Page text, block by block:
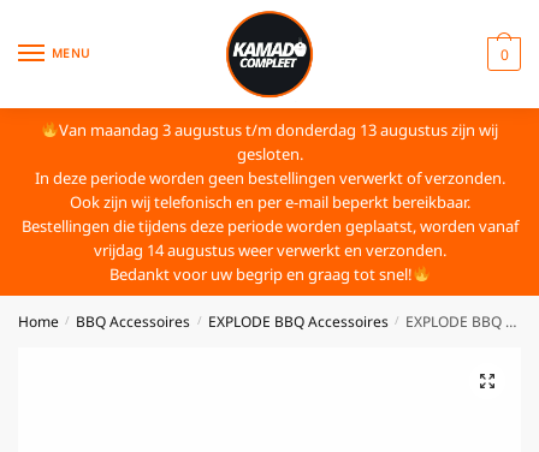
MENU 0
Van maandag 3 augustus t/m donderdag 13 augustus zijn wij
gesloten.
In deze periode worden geen bestellingen verwerkt of verzonden.
Ook zijn wij telefonisch en per e-mail beperkt bereikbaar.
Bestellingen die tijdens deze periode worden geplaatst, worden vanaf
vrijdag 14 augustus weer verwerkt en verzonden.
Bedankt voor uw begrip en graag tot snel!
Home / BBQ Accessoires / EXPLODE BBQ Accessoires / EXPLODE BBQ – Sparerib Rek RVS – Medium/ Compact